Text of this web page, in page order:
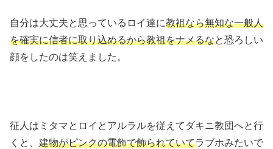
自分は大丈夫と思っているロイ達に教祖なら無知な一般人
を確実に信者に取り込めるから教祖をナメるなと恐ろしい
顔をしたのは笑えました。
征人はミタマとロイとアルラルを従えてダキニ教団へと行
くと、 建物がピンクの電飾で飾られていてラブホみたいで